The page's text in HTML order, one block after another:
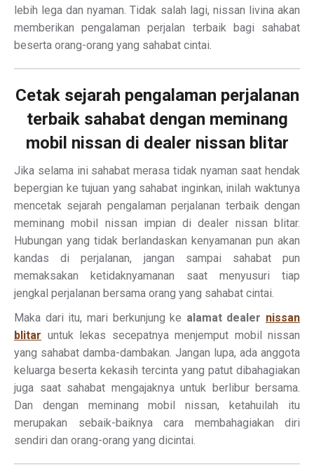
lebih lega dan nyaman. Tidak salah lagi, nissan livina akan
memberikan pengalaman perjalan terbaik bagi sahabat
beserta orang-orang yang sahabat cintai.
Cetak sejarah pengalaman perjalanan
terbaik sahabat dengan meminang
mobil nissan di dealer nissan blitar
Jika selama ini sahabat merasa tidak nyaman saat hendak
bepergian ke tujuan yang sahabat inginkan, inilah waktunya
mencetak sejarah pengalaman perjalanan terbaik dengan
meminang mobil nissan impian di dealer nissan blitar.
Hubungan yang tidak berlandaskan kenyamanan pun akan
kandas di perjalanan, jangan sampai sahabat pun
memaksakan ketidaknyamanan saat menyusuri tiap
jengkal perjalanan bersama orang yang sahabat cintai.
Maka dari itu, mari berkunjung ke alamat dealer nissan
blitar untuk lekas secepatnya menjemput mobil nissan
yang sahabat damba-dambakan. Jangan lupa, ada anggota
keluarga beserta kekasih tercinta yang patut dibahagiakan
juga saat sahabat mengajaknya untuk berlibur bersama.
Dan dengan meminang mobil nissan, ketahuilah itu
merupakan sebaik-baiknya cara membahagiakan diri
sendiri dan orang-orang yang dicintai.